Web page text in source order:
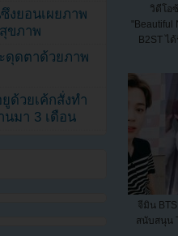
วิดีโอ
"Beautiful
B2ST ไ
จีมิน
สนับสนุน
งยอนเผยภาพ
ขภาพ
ดุดตาด้วยภาพ
ด้วยเค้กสั่งทำ
นมา 3 เดือน